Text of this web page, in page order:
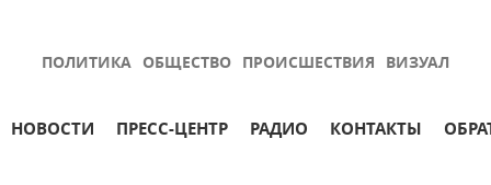
ПОЛИТИКА ОБЩЕСТВО ПРОИСШЕСТВИЯ ВИЗУАЛ
НОВОСТИ ПРЕСС-ЦЕНТР РАДИО КОНТАКТЫ